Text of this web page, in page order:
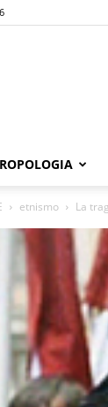
etnismo La